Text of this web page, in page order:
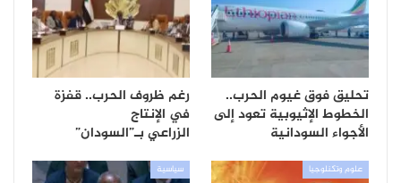
تحليق فوق غيوم الحرب..
الخطوط الإثيوبية تعود إلى
الأجواء السودانية
رغم ظروف الحرب.. قفزة
في الإنتاج
الزراعي بـ”السودان”
علوم وتكنلوجيا سياسية